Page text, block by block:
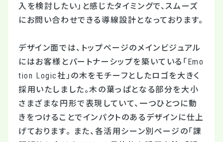
入を検討したい」と感じたタイミングで、スムーズ
にお問い合わせできる導線設計となっております。
デザイン面では、トップページのメインビジュアル
にはお客様とパートナーシップを築いている「Emo
tion Logic社」の木をモチーフとしたロゴを大きく
採用いたしました。木の葉っぱとなる部分を大小
さまざまな円形で表現していて、一つひとつに動
きをつけることでインパクトのあるデザインに仕上
げております。 また、各活用シーン別ページの「課